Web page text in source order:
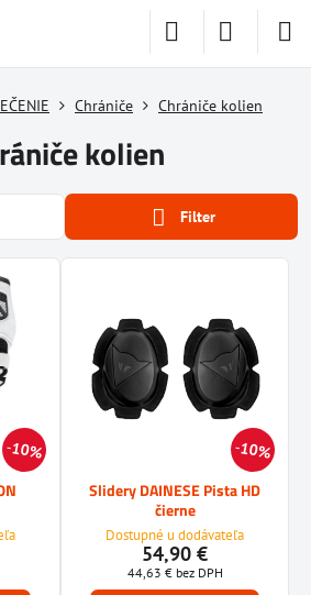
Chrániče Chrániče kolien
kolien
Filter
10% 10%
Slidery DAINESE Pista HD
čierne
Dostupné u dodávateľa
54,90 €
44,63 € bez DPH